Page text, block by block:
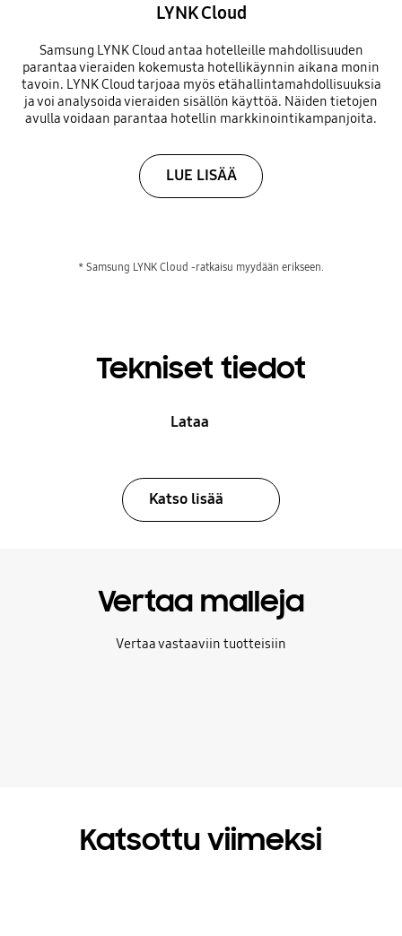
LYNK Cloud
Samsung LYNK Cloud antaa hotelleille mahdollisuuden
parantaa vieraiden kokemusta hotellikäynnin aikana monin
tavoin. LYNK Cloud tarjoaa myös etähallintamahdollisuuksia
ja voi analysoida vieraiden sisällön käyttöä. Näiden tietojen
avulla voidaan parantaa hotellin markkinointikampanjoita.
LUE LISÄÄ
* Samsung LYNK Cloud -ratkaisu myydään erikseen.
Tekniset tiedot
Lataa
Katso lisää
Vertaa malleja
Vertaa vastaaviin tuotteisiin
Katsottu viimeksi